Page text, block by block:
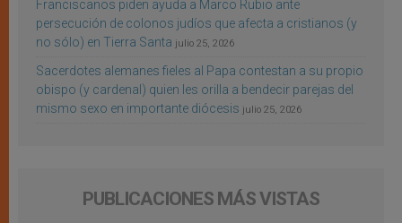
Franciscanos piden ayuda a Marco Rubio ante
persecución de colonos judíos que afecta a cristianos (y
no sólo) en Tierra Santa julio 25, 2026
Sacerdotes alemanes fieles al Papa contestan a su propio
obispo (y cardenal) quien les orilla a bendecir parejas del
mismo sexo en importante diócesis julio 25, 2026
PUBLICACIONES MÁS VISTAS